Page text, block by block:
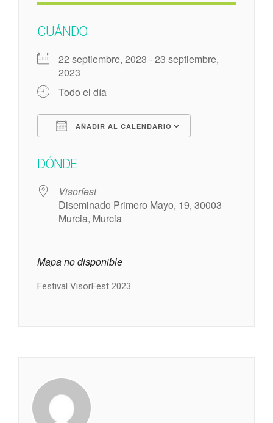
CUÁNDO
22 septiembre, 2023 - 23 septiembre,
2023
Todo el día
AÑADIR AL CALENDARIO
DÓNDE
Visorfest
Diseminado Primero Mayo, 19, 30003
Murcia, Murcia
Mapa no disponible
Festival VisorFest 2023